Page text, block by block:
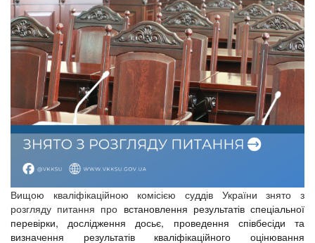
Вищою кваліфікаційною комісією суддів України знято з
розгляду питання про встановлення результатів спеціальної
перевірки, дослідження досьє, проведення співбесіди та
визначення результатів кваліфікаційного оцінювання